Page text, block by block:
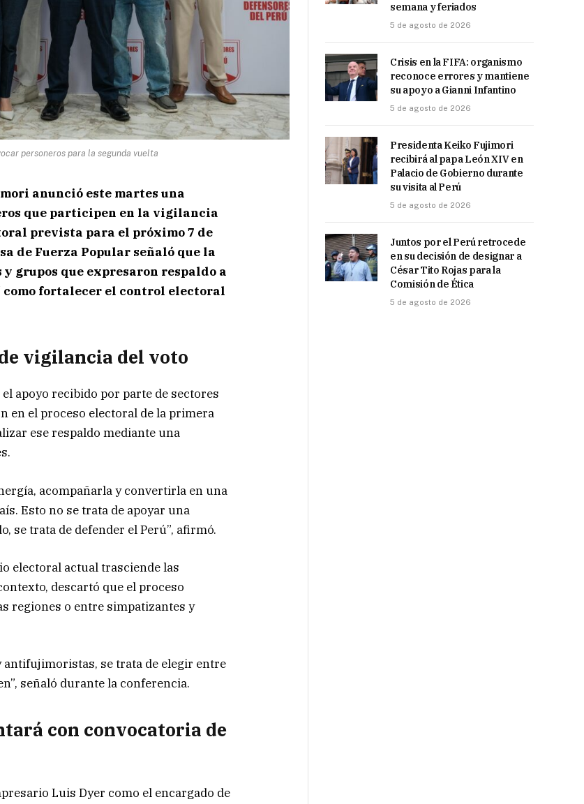
personeros para la segunda vuelta
anunció este martes una
que participen en la vigilancia
prevista para el próximo 7 de
de Fuerza Popular señaló que la
grupos que expresaron respaldo a
fortalecer el control electoral
vigilancia del voto
apoyo recibido por parte de sectores
en el proceso electoral de la primera
ese respaldo mediante una
acompañarla y convertirla en una
Esto no se trata de apoyar una
se trata de defender el Perú”, afirmó.
electoral actual trasciende las
descartó que el proceso
regiones o entre simpatizantes y
antifujimoristas, se trata de elegir entre
señaló durante la conferencia.
con convocatoria de
Luis Dyer como el encargado de
semana y feriados
5 de agosto de 2026
Crisis en la FIFA: organismo
reconoce errores y mantiene
su apoyo a Gianni Infantino
5 de agosto de 2026
Presidenta Keiko Fujimori
recibirá al papa León XIV en
Palacio de Gobierno durante
su visita al Perú
5 de agosto de 2026
Juntos por el Perú retrocede
en su decisión de designar a
César Tito Rojas para la
Comisión de Ética
5 de agosto de 2026